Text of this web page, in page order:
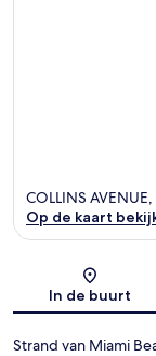
COLLINS
Op de kaart
In de buurt
Strand van Miami